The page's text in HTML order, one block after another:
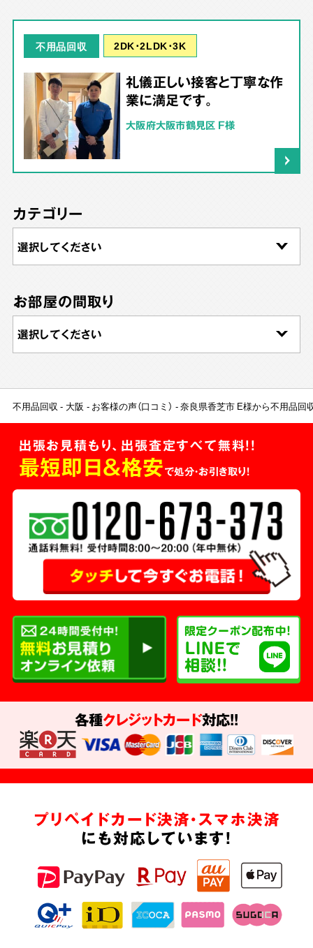
不用品回収 2DK･2LDK･3K
礼儀正しい接客と丁寧な作
業に満足です。
大阪府大阪市鶴見区 F様
カテゴリー
お部屋の間取り
不用品回収 大阪 お客様の声（口コミ） 奈良県香芝市 E様から不用品回
出張お見積もり、出張査定すべて無料!!
最短即日＆格安で処分・お引き取り！
各種クレジットカード対応!!
プリペイドカード決済・スマホ決済
にも対応しています!